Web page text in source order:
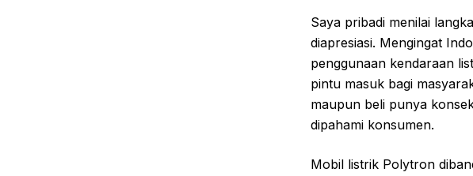
Saya pribadi menilai
diapresiasi. Mengingat
penggunaan kendaraan
pintu masuk bagi
maupun beli punya
dipahami konsumen.
Mobil listrik Polytron